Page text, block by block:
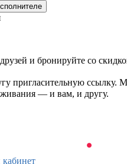
и бронируйте со
пригласительную ссылку.
— и вам, и другу.